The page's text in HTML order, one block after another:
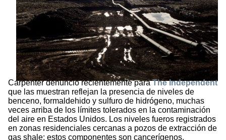
Carpenter denunció recientemente paraThe Independent
que las muestran reflejan la presencia de niveles de
benceno, formaldehido y sulfuro de hidrógeno, muchas
veces arriba de los límites tolerados en la contaminación
del aire en Estados Unidos. Los niveles fueros registrados
en zonas residenciales cercanas a pozos de extracción de
gas shale: estos componentes son cancerígenos.